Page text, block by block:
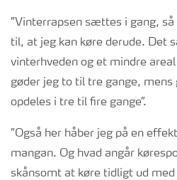
”Vinterrapsen sættes i gang,
til, at jeg kan køre derude. Det
vinterhveden og et mindre
gøder jeg to til tre gange, mens
opdeles i tre til fire gange”.
”Også her håber jeg på en
mangan. Og hvad angår
skånsomt at køre tidligt ud